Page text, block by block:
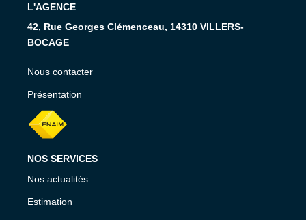
L'AGENCE
42, Rue Georges Clémenceau, 14310 VILLERS-
BOCAGE
Nous contacter
Présentation
NOS SERVICES
Nos actualités
Estimation